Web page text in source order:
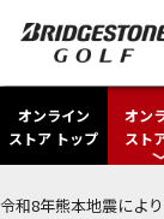
オンライン
ストア トップ
オン
スト
令和8年熊本地震によ
＜商品配送に関す